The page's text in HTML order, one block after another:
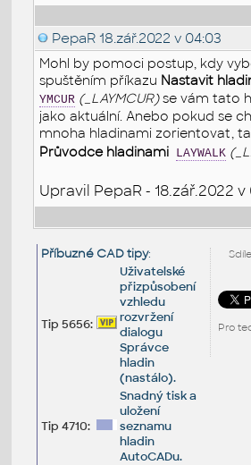
PepaR 18.zář.2022 v 04:03
Mohl by pomoci postup, kdy
spuštěním příkazu Nastavit
YMCUR (_LAYMCUR)se vám tato
jako aktuální. Anebo pokud se
mnoha hladinami zorientovat,
Průvodce hladinami
LAYWALK
Upravil PepaR - 18.zář.2022 v
Pro
Příbuzné CAD tipy:
Tip 5656:
Uživatelské
přizpůsobení
vzhledu
rozvržení
dialogu
Správce
hladin
(nastálo).
Tip 4710:
Snadný tisk a
uložení
seznamu
hladin
AutoCADu.